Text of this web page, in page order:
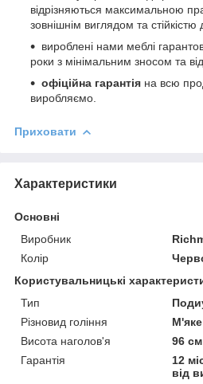
відрізняються максимальною
зовнішнім виглядом та
вироблені нами меблі
роки з мінімальним зносом та
офіційна гарантія на всю
виробляємо.
Приховати
Характеристики
Основні
Виробник
Колір
Користувальницькі
Тип
Різновид гоління
Висота наголов'я
96 см
Гарантія
12
від